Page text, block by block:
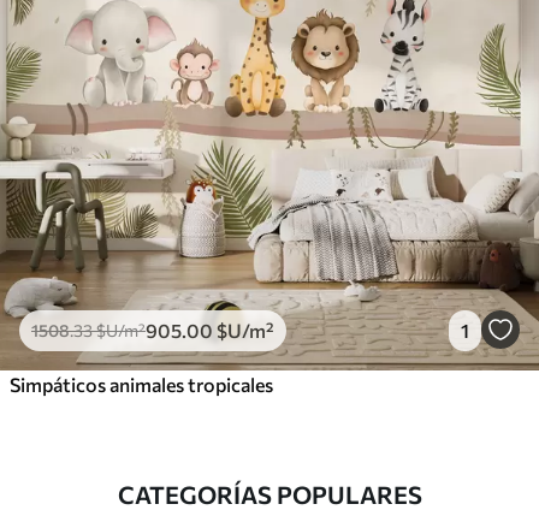
1508.33$U/m²905 .00 $U/m² 1
Simpáticos animales tropicales
CATEGORÍAS POPULARES